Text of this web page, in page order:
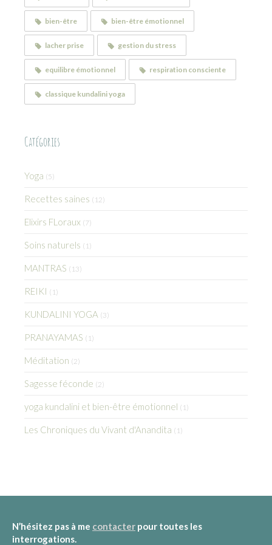
bien-être bien-être émotionnel
lacher prise gestion du stress
equilibre émotionnel respiration consciente
classique kundalini yoga
Catégories
Yoga (5)
Recettes saines (12)
Elixirs FLoraux (7)
Soins naturels (1)
MANTRAS (13)
REIKI (1)
KUNDALINI YOGA (3)
PRANAYAMAS (1)
Méditation (2)
Sagesse féconde (2)
yoga kundalini et bien-être émotionnel (1)
Les Chroniques du Vivant d'Anandita (1)
N’hésitez pas à me contacter pour toutes les
interrogations.